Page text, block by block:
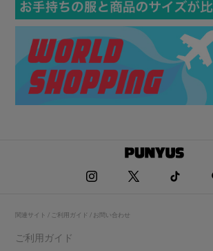
関連サイト / ご利用ガイド / お問い合わせ
ご利用ガイド